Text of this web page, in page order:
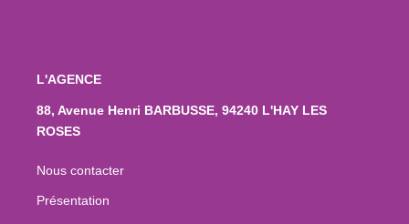
L'AGENCE
88, Avenue Henri BARBUSSE, 94240 L'HAY LES
ROSES
Nous contacter
Présentation